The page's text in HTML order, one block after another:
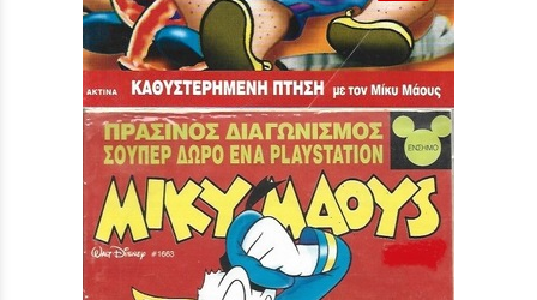
Μίκυ Μάους #1728***
Τιμή: 3,90 €